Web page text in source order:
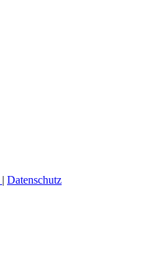
Datenschutz